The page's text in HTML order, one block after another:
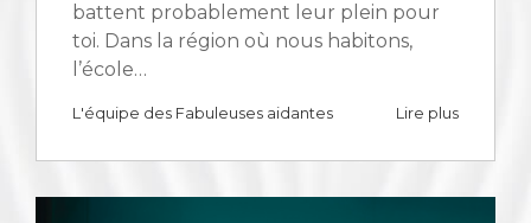
battent probablement leur plein pour
toi. Dans la région où nous habitons,
l’école…
L'équipe des Fabuleuses aidantes Lire plus